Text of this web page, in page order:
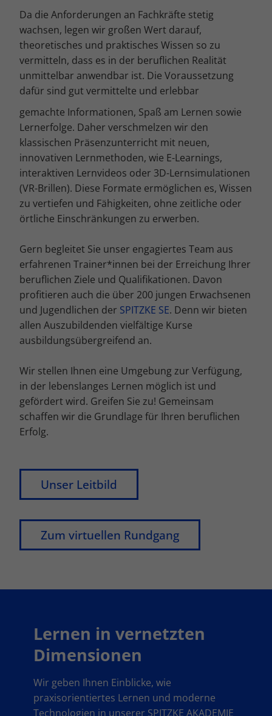
Da die Anforderungen an Fachkräfte stetig
wachsen, legen wir großen Wert darauf,
theoretisches und praktisches Wissen so zu
vermitteln, dass es in der beruflichen Realität
unmittelbar anwendbar ist. Die Voraussetzung
dafür sind gut vermittelte und erlebbar
gemachte Informationen, Spaß am Lernen sowie
Lernerfolge. Daher verschmelzen wir den
klassischen Präsenzunterricht mit neuen,
innovativen Lernmethoden, wie E-Learnings,
interaktiven Lernvideos oder 3D-Lernsimulationen
(VR-Brillen). Diese Formate ermöglichen es, Wissen
zu vertiefen und Fähigkeiten, ohne zeitliche oder
örtliche Einschränkungen zu erwerben.
Gern begleitet Sie unser engagiertes Team aus
erfahrenen Trainer*innen bei der Erreichung Ihrer
beruflichen Ziele und Qualifikationen. Davon
profitieren auch die über 200 jungen Erwachsenen
und Jugendlichen der SPITZKE SE. Denn wir bieten
allen Auszubildenden vielfältige Kurse
ausbildungsübergreifend an.
Wir stellen Ihnen eine Umgebung zur Verfügung,
in der lebenslanges Lernen möglich ist und
gefördert wird. Greifen Sie zu! Gemeinsam
schaffen wir die Grundlage für Ihren beruflichen
Erfolg.
Unser Leitbild
Zum virtuellen Rundgang
Lernen in vernetzten
Dimensionen
Wir geben Ihnen Einblicke, wie
praxisorientiertes Lernen und moderne
Technologien in unserer SPITZKE AKADEMIE
Marketing (4)
Marketing-Cookies werden von Drittanbietern oder Publishern
verwendet, um personalisierte Werbung anzuzeigen. Sie tun dies, indem
sie Besucher über Websites hinweg verfolgen.
Cookie-Informationen anzeigen
Externe Medien (5)
Inhalte von Videoplattformen und Social-Media-Plattformen werden
standardmäßig blockiert. Wenn Cookies von externen Medien akzeptiert
werden, bedarf der Zugriff auf diese Inhalte keiner manuellen
Einwilligung mehr.
Cookie-Informationen anzeigen
Datenschutzerklärung Impressum